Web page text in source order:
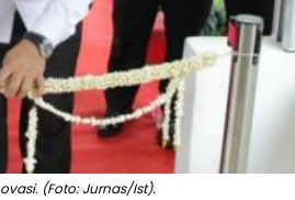
(Foto: Jurnas/Ist).